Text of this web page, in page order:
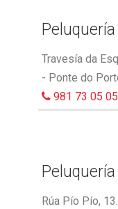
Travesía da
- Ponte do
981 73 05 05
Rúa Pío Pío,